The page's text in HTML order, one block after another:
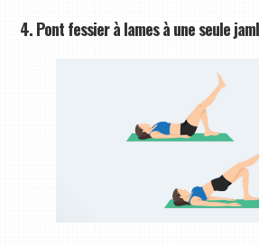
4. Pont fessier à lames à une seule